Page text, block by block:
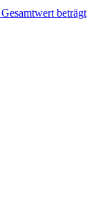
beträgt